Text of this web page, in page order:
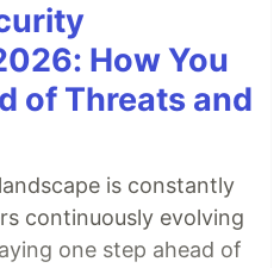
How You
of Threats and
is constantly
continuously evolving
one step ahead of